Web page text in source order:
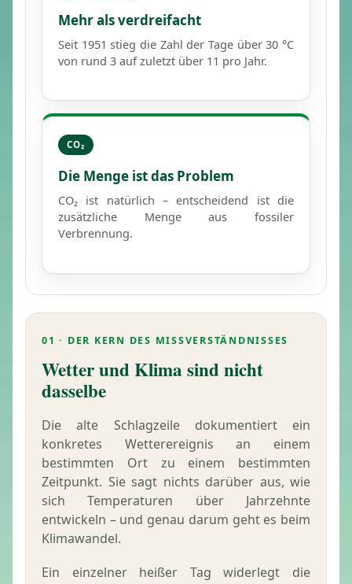
Mehr als verdreifacht
Seit 1951 stieg die Zahl der Tage über 30 °C
von rund 3 auf zuletzt über 11 pro Jahr.
CO₂
Die Menge ist das Problem
CO₂ ist natürlich – entscheidend ist die
zusätzliche Menge aus fossiler
Verbrennung.
01 · DER KERN DES MISSVERSTÄNDNISSES
Wetter und Klima sind nicht
dasselbe
Die alte Schlagzeile dokumentiert ein
konkretes Wetterereignis an einem
bestimmten Ort zu einem bestimmten
Zeitpunkt. Sie sagt nichts darüber aus, wie
sich Temperaturen über Jahrzehnte
entwickeln – und genau darum geht es beim
Klimawandel.
Ein einzelner heißer Tag widerlegt die